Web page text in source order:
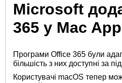
Microsoft
365 у Mac
Програми Office 365 були
більшість з них доступні за
Користувачі macOS тепер